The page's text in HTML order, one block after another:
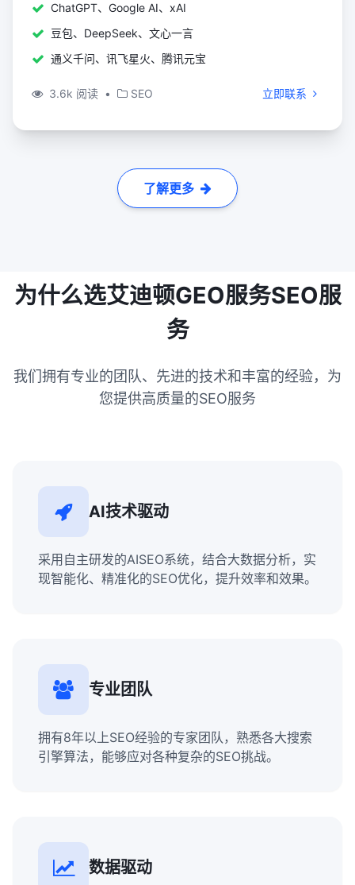
ChatGPT、Google AI、xAI
豆包、DeepSeek、文心一言
通义千问、讯飞星火、腾讯元宝
3.6k 阅读 • SEO 立即联系
了解更多
为什么选艾迪顿GEO服务SEO服
务
我们拥有专业的团队、先进的技术和丰富的经验，为
您提供高质量的SEO服务
AI技术驱动
采用自主研发的AISEO系统，结合大数据分析，实
现智能化、精准化的SEO优化，提升效率和效果。
专业团队
拥有8年以上SEO经验的专家团队，熟悉各大搜索
引擎算法，能够应对各种复杂的SEO挑战。
数据驱动